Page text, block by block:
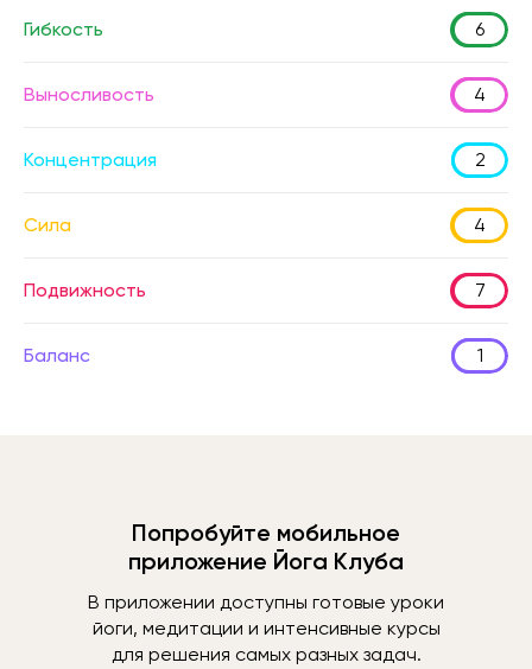
Гибкость 6
Выносливость 4
Концентрация 2
Сила 4
Подвижность 7
Баланс 1
Попробуйте мобильное
приложение Йога Клуба
В приложении доступны готовые уроки
йоги, медитации и интенсивные курсы
для решения самых разных задач.